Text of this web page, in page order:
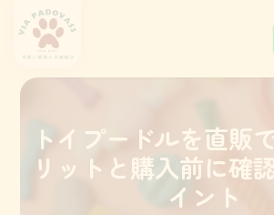
トイプードルを直販
リットと購入前に確
イント